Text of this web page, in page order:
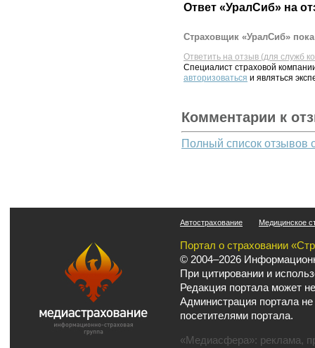
Ответ «УралСиб» на
Страховщик «УралСиб»
Ответить на отзыв (для служб
Специалист страховой
авторизоваться и являться
Комментарии к
Полный список отзывов
Автострахование Медицинское
Портал о страховании
© 2004–2026
При цитировании и
Редакция портала может
Администрация портала
посетителями портала.
«Медиасфера»: реклама,